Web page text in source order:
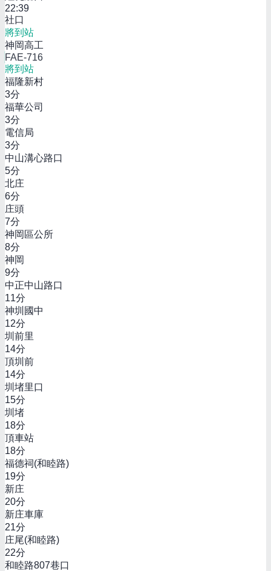
22:39
社口
將到站
神岡高工
FAE-716
將到站
福隆新村
3分
福華公司
3分
電信局
3分
中山溝心路口
5分
北庄
6分
庄頭
7分
神岡區公所
8分
神岡
9分
中正中山路口
11分
神圳國中
12分
圳前里
14分
頂圳前
14分
圳堵里口
15分
圳堵
18分
頂車站
18分
福德祠(和睦路)
19分
新庄
20分
新庄車庫
21分
庄尾(和睦路)
22分
和睦路807巷口